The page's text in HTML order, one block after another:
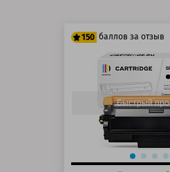
150 баллов за отзыв
125 баллов
150 баллов
Быстрый